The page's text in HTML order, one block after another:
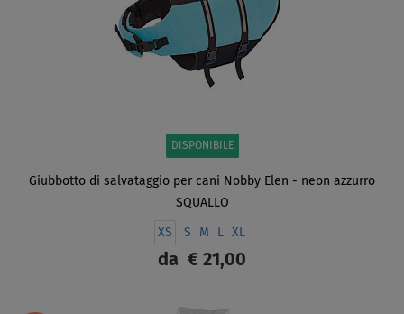
DISPONIBILE
Giubbotto di salvataggio per cani Nobby Elen - neon azzurro
SQUALLO
XS S M L XL
da € 21,00
SCHERMO